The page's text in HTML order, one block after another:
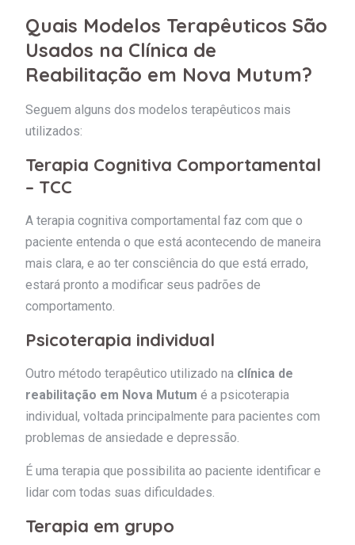
Quais Modelos Terapêuticos São
Usados na Clínica de
Reabilitação em Nova Mutum?
Seguem alguns dos modelos terapêuticos mais
utilizados:
Terapia Cognitiva Comportamental
– TCC
A terapia cognitiva comportamental faz com que o
paciente entenda o que está acontecendo de maneira
mais clara, e ao ter consciência do que está errado,
estará pronto a modificar seus padrões de
comportamento.
Psicoterapia individual
Outro método terapêutico utilizado na clínica de
reabilitação em Nova Mutum é a psicoterapia
individual, voltada principalmente para pacientes com
problemas de ansiedade e depressão.
É uma terapia que possibilita ao paciente identificar e
lidar com todas suas dificuldades.
Terapia em grupo